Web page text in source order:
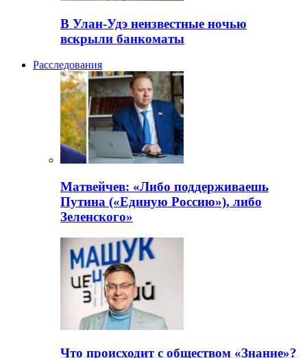
В Улан-Удэ неизвестные ночью
вскрыли банкоматы
Расследования
Матвейчев: «Либо поддерживаешь
Путина («Единую Россию»), либо
Зеленского»
Что происходит с обществом «Знание»?